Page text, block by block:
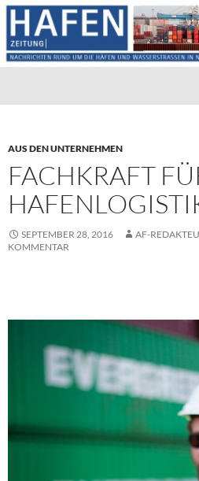
AUS DEN UNTERNEHMEN
FACHKRAFT
SEPTEMBER 28, 2016 AF-
KOMMENTAR